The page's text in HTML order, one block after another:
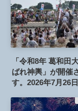
「令和8年 葛和田
ばれ神輿」が開催
す。2026年7月26日